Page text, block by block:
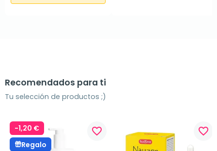
Recomendados para ti
Tu selección de productos ;)
-1,20 €
Regalo
favorite_border favorite_border